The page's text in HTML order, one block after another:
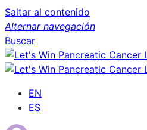
Saltar al contenido
Alternar navegación
Buscar
EN
ES